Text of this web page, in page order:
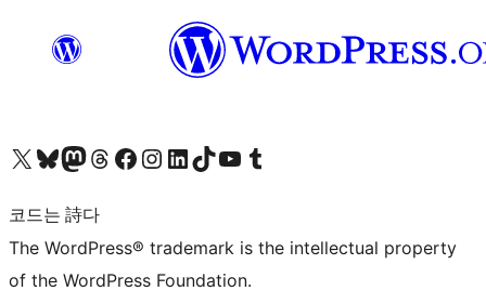
X(이전 트위터) 계정 방문하기블루스카이 계정 방문하기마스토돈 계정 방문하기스레드 계정 방문하기 페이스북 페이지 방문하기인스타그램 계정 방문하기 LinkedIn 계정 방문하기틱톡 계정 방문하기유튜브 채널 방문하기 텀블러 계정 방문하기
코드는 詩다
The WordPress® trademark is the intellectual property
of the WordPress Foundation.